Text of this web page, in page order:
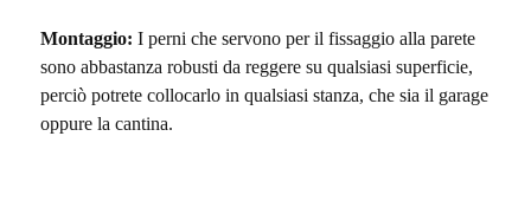
Montaggio: I perni che servono per il fissaggio alla parete
sono abbastanza robusti da reggere su qualsiasi superficie,
perciò potrete collocarlo in qualsiasi stanza, che sia il garage
oppure la cantina.